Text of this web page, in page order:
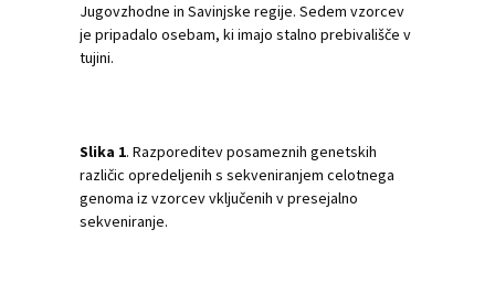
Jugovzhodne in Savinjske regije. Sedem vzorcev
je pripadalo osebam, ki imajo stalno prebivališče v
tujini.
Slika 1. Razporeditev posameznih genetskih
različic opredeljenih s sekveniranjem celotnega
genoma iz vzorcev vključenih v presejalno
sekveniranje.